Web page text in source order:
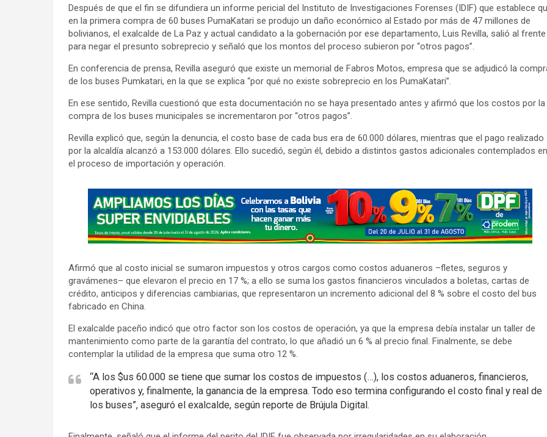
Después de que el fin se difundiera un informe pericial del Instituto de Investigaciones Forenses (IDIF) que establece
en la primera compra de 60 buses PumaKatari se produjo un daño económico al Estado por más de 47 millones de
bolivianos, el exalcalde de La Paz y actual candidato a la gobernación por ese departamento, Luis Revilla, salió al frente
para negar el presunto sobreprecio y señaló que los montos del proceso subieron por “otros pagos”.
En conferencia de prensa, Revilla aseguró que existe un memorial de Fabros Motos, empresa que se adjudicó la
de los buses Pumkatari, en la que se explica “por qué no existe sobreprecio en los PumaKatari”.
En ese sentido, Revilla cuestionó que esta documentación no se haya presentado antes y afirmó que los costos por la
compra de los buses municipales se incrementaron por “otros pagos”.
Revilla explicó que, según la denuncia, el costo base de cada bus era de 60.000 dólares, mientras que el pago realizado
por la alcaldía alcanzó a 153.000 dólares. Ello sucedió, según él, debido a distintos gastos adicionales contemplados en
el proceso de importación y operación.
t
i
s
e
m
e
n
t
Afirmó que al costo inicial se sumaron impuestos y otros cargos como costos aduaneros –fletes, seguros y
gravámenes– que elevaron el precio en 17 %; a ello se suma los gastos financieros vinculados a boletas, cartas de
crédito, anticipos y diferencias cambiarias, que representaron un incremento adicional del 8 % sobre el costo del bus
fabricado en China.
El exalcalde paceño indicó que otro factor son los costos de operación, ya que la empresa debía instalar un taller de
mantenimiento como parte de la garantía del contrato, lo que añadió un 6 % al precio final. Finalmente, se debe
contemplar la utilidad de la empresa que suma otro 12 %.
“A los $us 60.000 se tiene que sumar los costos de impuestos (…), los costos aduaneros, financieros,
operativos y, finalmente, la ganancia de la empresa. Todo eso termina configurando el costo final y real de
los buses”, aseguró el exalcalde, según reporte de Brújula Digital.